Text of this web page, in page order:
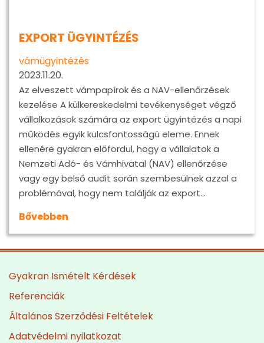
EXPORT ÜGYINTÉZÉS
vámügyintézés
2023.11.20.
Az elveszett vámpapírok és a NAV-ellenőrzések
kezelése A külkereskedelmi tevékenységet végző
vállalkozások számára az export ügyintézés a napi
működés egyik kulcsfontosságú eleme. Ennek
ellenére gyakran előfordul, hogy a vállalatok a
Nemzeti Adó- és Vámhivatal (NAV) ellenőrzése
vagy egy belső audit során szembesülnek azzal a
problémával, hogy nem találják az export…
Bővebben
Gyakran Ismételt Kérdések
Referenciák
Általános Szerződési Feltételek
Adatvédelmi nyilatkozat